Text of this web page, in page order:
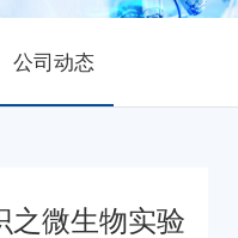
公司动态
之微生物实验